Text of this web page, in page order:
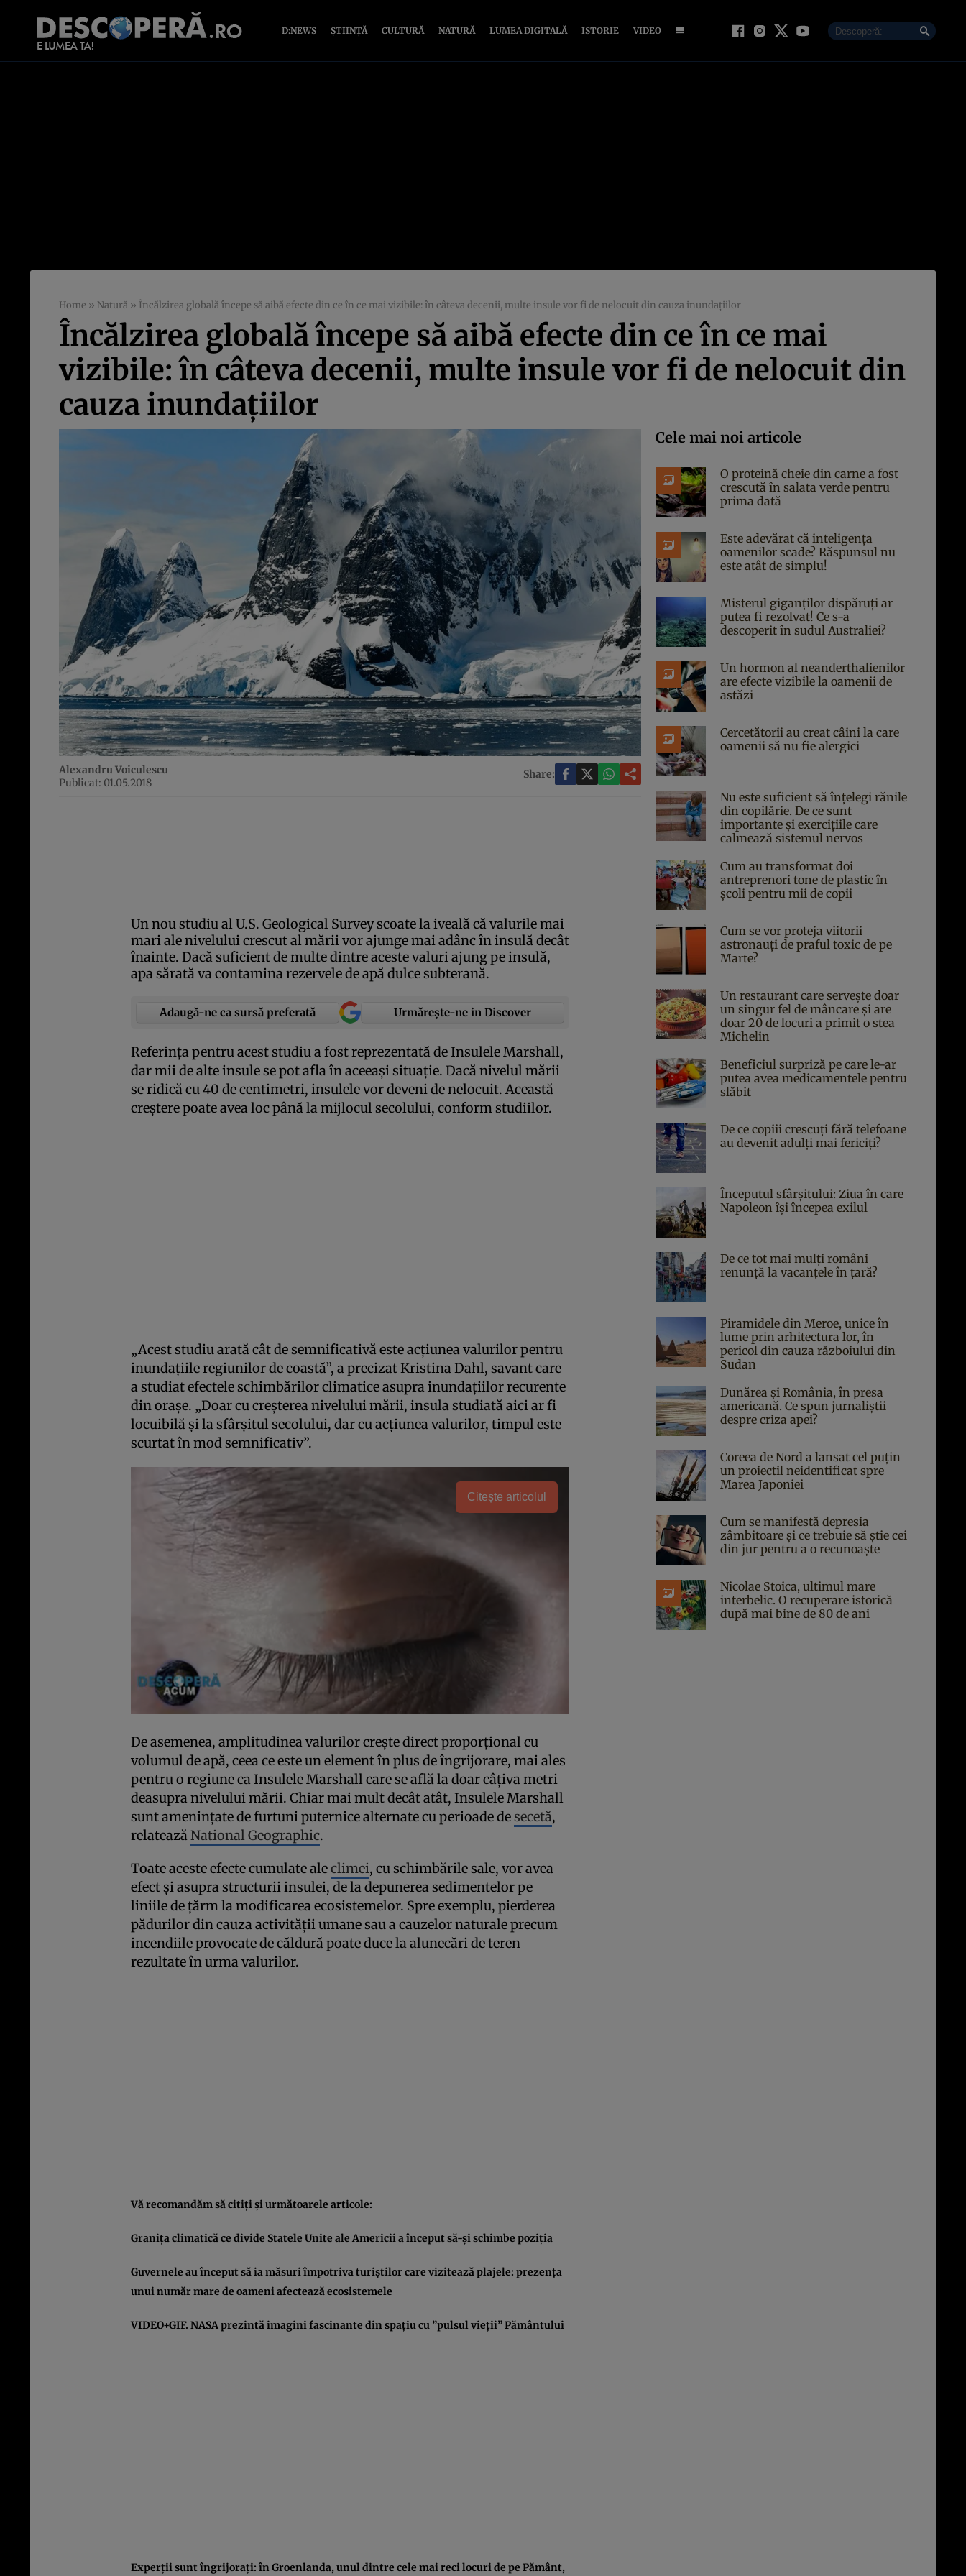
D:NEWS ȘTIINȚĂ CULTURĂ NATURĂ LUMEA DIGITALĂ ISTORIE VIDEO
Home » Natură » Încălzirea globală începe să aibă efecte din ce în ce mai vizibile: în câteva decenii, multe insule vor fi de nelocuit din cauza inundaţiilor
Încălzirea globală începe să aibă efecte din ce în ce mai
vizibile: în câteva decenii, multe insule vor fi de nelocuit din
cauza inundaţiilor
Alexandru Voiculescu
Publicat: 01.05.2018
Share:
Un nou studiu al U.S. Geological Survey scoate la iveală că valurile mai
mari ale nivelului crescut al mării vor ajunge mai adânc în insulă decât
înainte. Dacă suficient de multe dintre aceste valuri ajung pe insulă,
apa sărată va contamina rezervele de apă dulce subterană.
Adaugă-ne ca sursă preferată Urmărește-ne in Discover
Referinţa pentru acest studiu a fost reprezentată de Insulele Marshall,
dar mii de alte insule se pot afla în aceeaşi situaţie. Dacă nivelul mării
se ridică cu 40 de centimetri, insulele vor deveni de nelocuit. Această
creştere poate avea loc până la mijlocul secolului, conform studiilor.
„Acest studiu arată cât de semnificativă este acţiunea valurilor pentru
inundaţiile regiunilor de coastă”, a precizat Kristina Dahl, savant care
a studiat efectele schimbărilor climatice asupra inundaţiilor recurente
din oraşe. „Doar cu creşterea nivelului mării, insula studiată aici ar fi
locuibilă şi la sfârşitul secolului, dar cu acţiunea valurilor, timpul este
scurtat în mod semnificativ”.
Citește articolul
De asemenea, amplitudinea valurilor creşte direct proporţional cu
volumul de apă, ceea ce este un element în plus de îngrijorare, mai ales
pentru o regiune ca Insulele Marshall care se află la doar câţiva metri
deasupra nivelului mării. Chiar mai mult decât atât, Insulele Marshall
sunt ameninţate de furtuni puternice alternate cu perioade de secetă,
relateazăNational Geographic.
Toate aceste efecte cumulate aleclimei, cu schimbările sale, vor avea
efect şi asupra structurii insulei, de la depunerea sedimentelor pe
liniile de ţărm la modificarea ecosistemelor. Spre exemplu, pierderea
pădurilor din cauza activităţii umane sau a cauzelor naturale precum
incendiile provocate de căldură poate duce la alunecări de teren
rezultate în urma valurilor.
Vă recomandăm să citiţi şi următoarele articole:
Graniţa climatică ce divide Statele Unite ale Americii a început să-şi schimbe poziţia
Guvernele au început să ia măsuri împotriva turiştilor care vizitează plajele: prezenţa
unui număr mare de oameni afectează ecosistemele
VIDEO+GIF. NASA prezintă imagini fascinante din spaţiu cu ”pulsul vieţii” Pământului
Experţii sunt îngrijoraţi: în Groenlanda, unul dintre cele mai reci locuri de pe Pământ,
Cele mai noi articole
O proteină cheie din carne a fost
crescută în salata verde pentru
prima dată
Este adevărat că inteligența
oamenilor scade? Răspunsul nu
este atât de simplu!
Misterul giganților dispăruți ar
putea fi rezolvat! Ce s-a
descoperit în sudul Australiei?
Un hormon al neanderthalienilor
are efecte vizibile la oamenii de
astăzi
Cercetătorii au creat câini la care
oamenii să nu fie alergici
Nu este suficient să înțelegi rănile
din copilărie. De ce sunt
importante și exercițiile care
calmează sistemul nervos
Cum au transformat doi
antreprenori tone de plastic în
școli pentru mii de copii
Cum se vor proteja viitorii
astronauți de praful toxic de pe
Marte?
Un restaurant care servește doar
un singur fel de mâncare și are
doar 20 de locuri a primit o stea
Michelin
Beneficiul surpriză pe care le-ar
putea avea medicamentele pentru
slăbit
De ce copiii crescuți fără telefoane
au devenit adulți mai fericiți?
Începutul sfârşitului: Ziua în care
Napoleon îşi începea exilul
De ce tot mai mulți români
renunță la vacanțele în țară?
Piramidele din Meroe, unice în
lume prin arhitectura lor, în
pericol din cauza războiului din
Sudan
Dunărea și România, în presa
americană. Ce spun jurnaliștii
despre criza apei?
Coreea de Nord a lansat cel puțin
un proiectil neidentificat spre
Marea Japoniei
Cum se manifestă depresia
zâmbitoare și ce trebuie să știe cei
din jur pentru a o recunoaște
Nicolae Stoica, ultimul mare
interbelic. O recuperare istorică
după mai bine de 80 de ani